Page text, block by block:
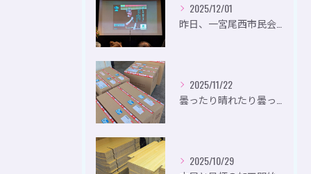
2025/12/01
2025/11/22
2025/10/29